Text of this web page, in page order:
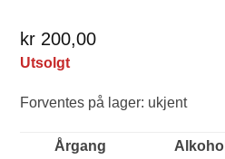
kr 200,00
Utsolgt
Forventes på lager: ukjent
Årgang
Alkohol